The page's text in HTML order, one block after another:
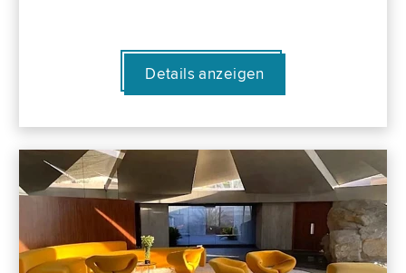
Details anzeigen